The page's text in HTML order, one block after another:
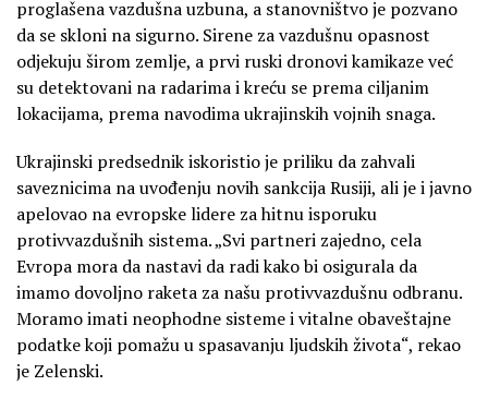
proglašena vazdušna uzbuna, a stanovništvo je pozvano
da se skloni na sigurno. Sirene za vazdušnu opasnost
odjekuju širom zemlje, a prvi ruski dronovi kamikaze već
su detektovani na radarima i kreću se prema ciljanim
lokacijama, prema navodima ukrajinskih vojnih snaga.
Ukrajinski predsednik iskoristio je priliku da zahvali
saveznicima na uvođenju novih sankcija Rusiji, ali je i javno
apelovao na evropske lidere za hitnu isporuku
protivvazdušnih sistema. „Svi partneri zajedno, cela
Evropa mora da nastavi da radi kako bi osigurala da
imamo dovoljno raketa za našu protivvazdušnu odbranu.
Moramo imati neophodne sisteme i vitalne obaveštajne
podatke koji pomažu u spasavanju ljudskih života“, rekao
je Zelenski.